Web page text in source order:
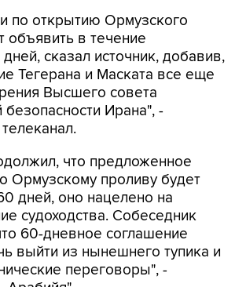
по открытию Ормузского
объявить в течение
сказал источник, добавив,
Тегерана и Маската все еще
Высшего совета
безопасности Ирана", -
что предложенное
Ормузскому проливу будет
дней, оно нацелено на
судоходства. Собеседник
60-дневное соглашение
выйти из нынешнего тупика и
переговоры", -